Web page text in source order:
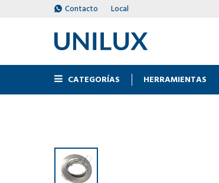
CATEGORÍAS HERRAMIENTAS
Contacto Local